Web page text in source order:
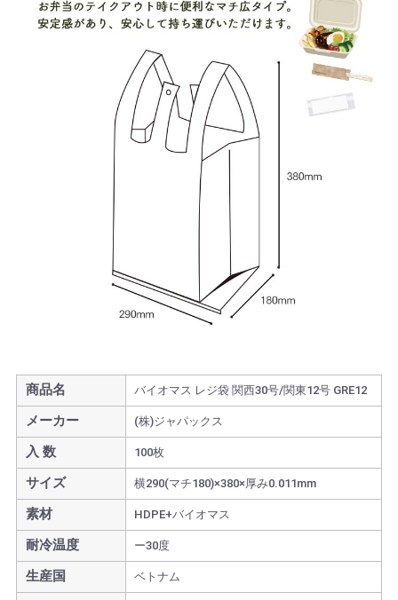
商品名 バイオマス レジ袋 関西30号/関東12号 GRE12
メーカー (株)ジャパックス
入 数 100枚
サイズ 横290(マチ180)×380×厚み0.011mm
素材 HDPE+バイオマス
耐冷温度 ー30度
生産国 ベトナム